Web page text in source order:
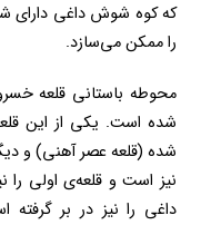
که کوه شوش داغی دارای
را ممکن می‌سازد.
محوطه باستانی قلعه
شده است. یکی از این
شده (قلعه عصر آهنی) و
نیز است و قلعه‌ی اولی
داغی را نیز در بر